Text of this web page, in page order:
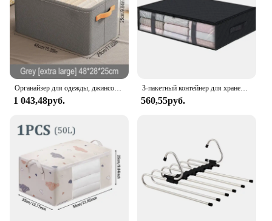
Органайзер для одежды, джинсов, свитеров, футболок
1 043,48руб.
3-пакетный контейнер для хранения под кроватью, органайзер, большая вместимость, ящик для хранения одежды под кроватью, складная сумка для хранения с прозрачным окном
560,55руб.